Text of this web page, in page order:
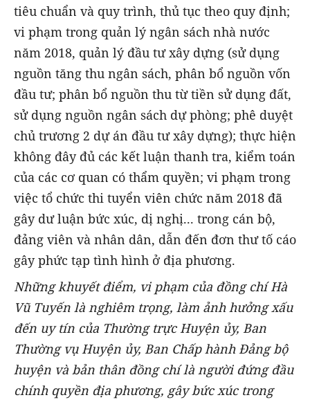
tiêu chuẩn và quy trình, thủ tục theo quy định;
vi phạm trong quản lý ngân sách nhà nước
năm 2018, quản lý đầu tư xây dựng (sử dụng
nguồn tăng thu ngân sách, phân bổ nguồn vốn
đầu tư; phân bổ nguồn thu từ tiền sử dụng đất,
sử dụng nguồn ngân sách dự phòng; phê duyệt
chủ trương 2 dự án đầu tư xây dựng); thực hiện
không đây đủ các kết luận thanh tra, kiểm toán
của các cơ quan có thẩm quyền; vi phạm trong
việc tổ chức thi tuyển viên chức năm 2018 đã
gây dư luận bức xúc, dị nghị... trong cán bộ,
đảng viên và nhân dân, dẫn đến đơn thư tố cáo
gây phức tạp tình hình ở địa phương.
Những khuyết điểm, vi phạm của đồng chí Hà
Vũ Tuyến là nghiêm trọng, làm ảnh hưởng xấu
đến uy tín của Thường trực Huyện ủy, Ban
Thường vụ Huyện ủy, Ban Chấp hành Đảng bộ
huyện và bản thân đồng chí là người đứng đầu
chính quyền địa phương, gây bức xúc trong